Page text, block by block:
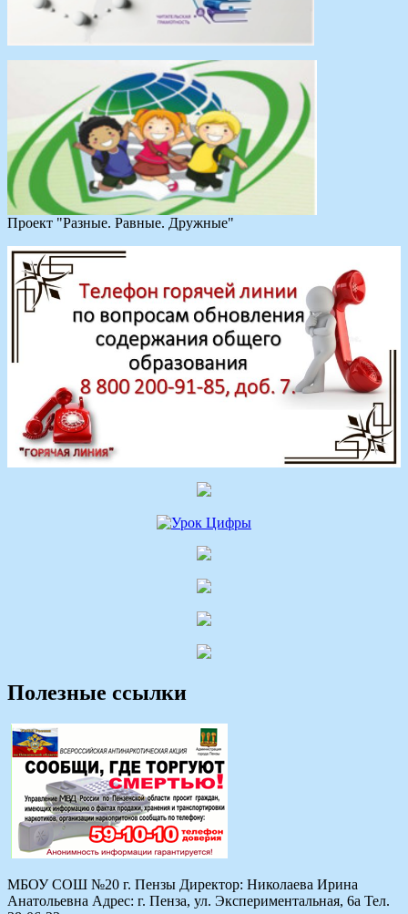
Проект "Разные. Равные. Дружные"
Полезные ссылки
МБОУ СОШ №20 г. Пензы Директор: Николаева Ирина
Анатольевна Адрес: г. Пенза, ул. Экспериментальная, 6а Тел.